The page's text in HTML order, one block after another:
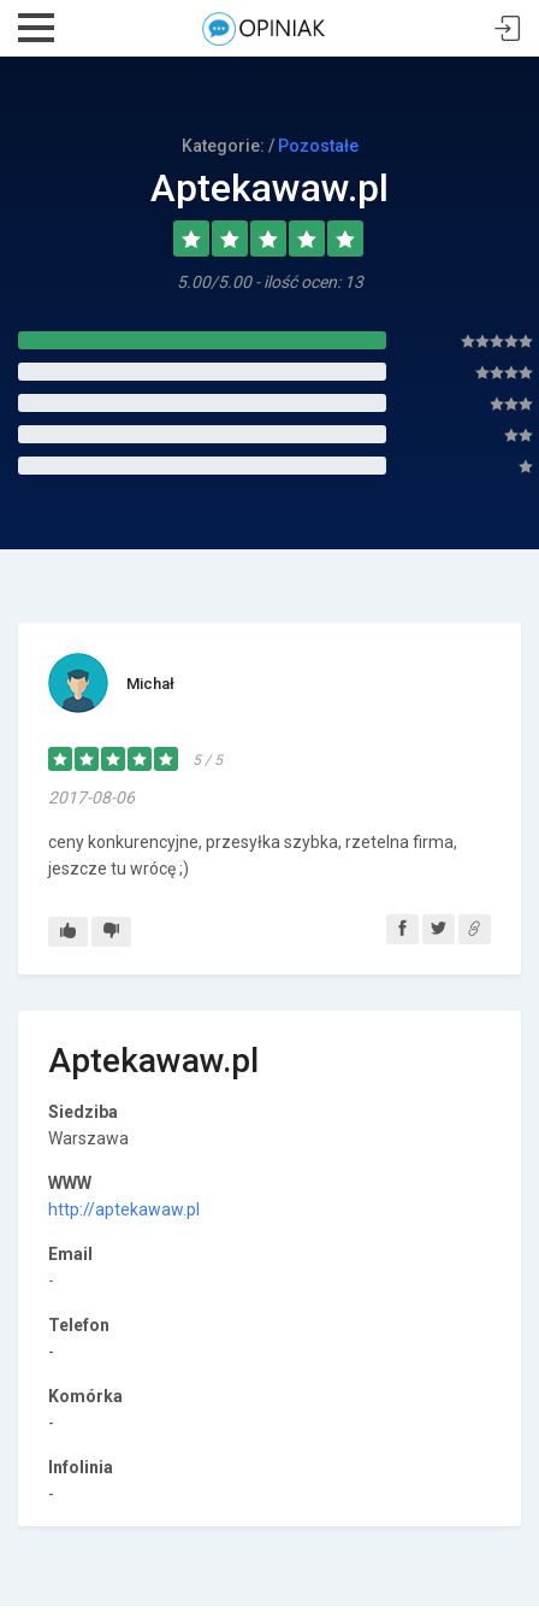
Kategorie: / Pozostałe
Aptekawaw.pl
5.00/5.00 - ilość ocen: 13
Michał
5 / 5
2017-08-06
ceny konkurencyjne, przesyłka szybka, rzetelna firma,
jeszcze tu wrócę ;)
Aptekawaw.pl
Siedziba
Warszawa
WWW
http://aptekawaw.pl
Email
-
Telefon
-
Komórka
-
Infolinia
-